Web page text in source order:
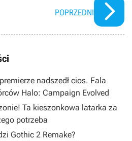
POPRZEDNI
nadszedł cios. Fala
Halo: Campaign Evolved
Ta kieszonkowa latarka za
potrzeba
Gothic 2 Remake?